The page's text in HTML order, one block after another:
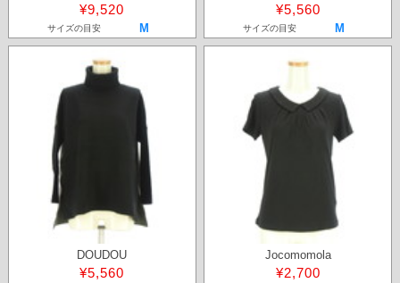
¥9,520
サイズの目安 M
¥5,560
サイズの目安 M
DOUDOU
¥5,560
Jocomomola
¥2,700